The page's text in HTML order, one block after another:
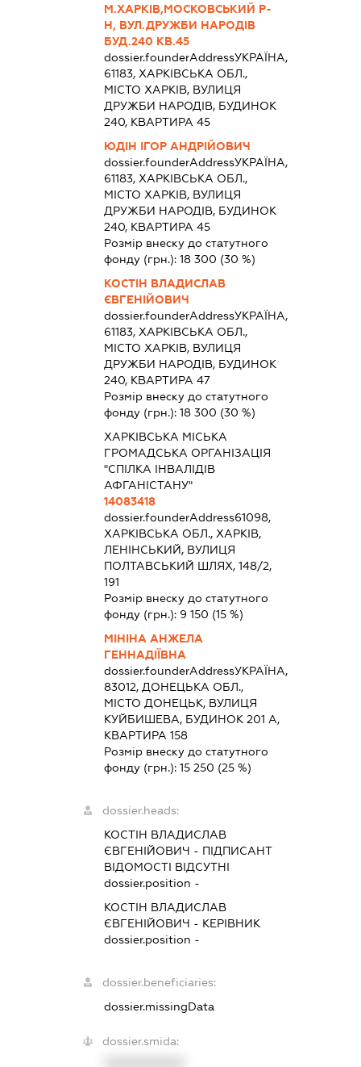
М.ХАРКІВ,МОСКОВСЬКИЙ Р-
Н, ВУЛ.ДРУЖБИ НАРОДІВ
БУД.240 КВ.45
dossier.founderAddressУКРАЇНА,
61183, ХАРКІВСЬКА ОБЛ.,
МІСТО ХАРКІВ, ВУЛИЦЯ
ДРУЖБИ НАРОДІВ, БУДИНОК
240, КВАРТИРА 45
ЮДІН ІГОР АНДРІЙОВИЧ
dossier.founderAddressУКРАЇНА,
61183, ХАРКІВСЬКА ОБЛ.,
МІСТО ХАРКІВ, ВУЛИЦЯ
ДРУЖБИ НАРОДІВ, БУДИНОК
240, КВАРТИРА 45
Розмір внеску до статутного
фонду (грн.): 18 300 (30 %)
КОСТІН ВЛАДИСЛАВ
ЄВГЕНІЙОВИЧ
dossier.founderAddressУКРАЇНА,
61183, ХАРКІВСЬКА ОБЛ.,
МІСТО ХАРКІВ, ВУЛИЦЯ
ДРУЖБИ НАРОДІВ, БУДИНОК
240, КВАРТИРА 47
Розмір внеску до статутного
фонду (грн.): 18 300 (30 %)
ХАРКІВСЬКА МІСЬКА
ГРОМАДСЬКА ОРГАНІЗАЦІЯ
"СПІЛКА ІНВАЛІДІВ
АФГАНІСТАНУ"
14083418
dossier.founderAddress61098,
ХАРКІВСЬКА ОБЛ., ХАРКІВ,
ЛЕНІНСЬКИЙ, ВУЛИЦЯ
ПОЛТАВСЬКИЙ ШЛЯХ, 148/2,
191
Розмір внеску до статутного
фонду (грн.): 9 150 (15 %)
МІНІНА АНЖЕЛА
ГЕННАДІЇВНА
dossier.founderAddressУКРАЇНА,
83012, ДОНЕЦЬКА ОБЛ.,
МІСТО ДОНЕЦЬК, ВУЛИЦЯ
КУЙБИШЕВА, БУДИНОК 201 А,
КВАРТИРА 158
Розмір внеску до статутного
фонду (грн.): 15 250 (25 %)
dossier.heads:
КОСТІН ВЛАДИСЛАВ
ЄВГЕНІЙОВИЧ - ПІДПИСАНТ
ВІДОМОСТІ ВІДСУТНІ
dossier.position -
КОСТІН ВЛАДИСЛАВ
ЄВГЕНІЙОВИЧ - КЕРІВНИК
dossier.position -
dossier.beneficiaries:
dossier.missingData
dossier.smida: